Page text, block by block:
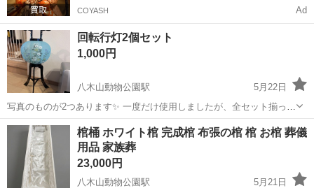
COYASH Ad
回転行灯2個セット
1,000円
八木山動物公園駅
5月22日
写真のものが2つあります✨ 一度だけ使用しましたが、全セット揃って
います、きれいです！箱あり✨ 太白区まで取りに来られる方、よろし
くお願いします！
宮城 仙台市 八木山動物公園駅 冠婚葬祭 行灯
棺桶 ホワイト棺 完成棺 布張の棺 棺 お棺 葬儀
用品 家族葬
23,000円
八木山動物公園駅
5月21日